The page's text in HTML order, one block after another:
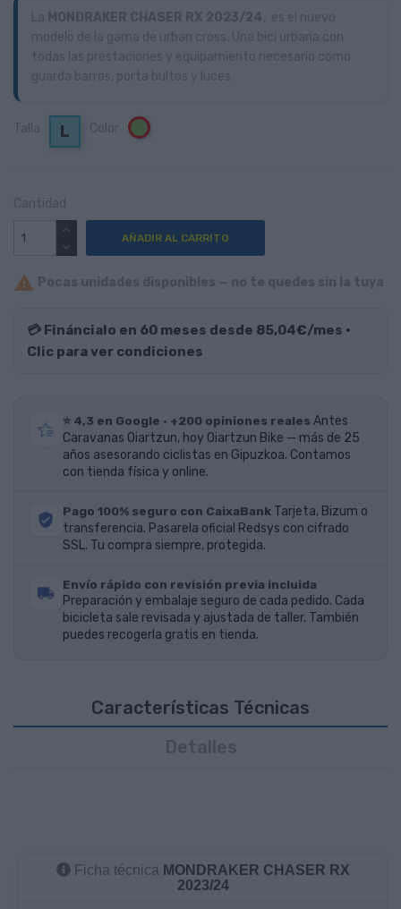
L Verde
AÑADIR AL CARRITO

💳 Fináncialo en 60 meses desde 85,04€/mes ·
Clic para ver condiciones
⭐ 4,3 en Google · +200 opiniones reales Antes
Caravanas Oiartzun, hoy Oiartzun Bike — más de 25
años asesorando ciclistas en Gipuzkoa. Contamos
con tienda física y online.
Pago 100% seguro con CaixaBank Tarjeta, Bizum o
transferencia. Pasarela oficial Redsys con cifrado
SSL. Tu compra siempre, protegida.
Envío rápido con revisión previa incluida
Preparación y embalaje seguro de cada pedido. Cada
bicicleta sale revisada y ajustada de taller. También
puedes recogerla gratis en tienda.
Características Técnicas
Ficha técnica MONDRAKER CHASER RX
2023/24